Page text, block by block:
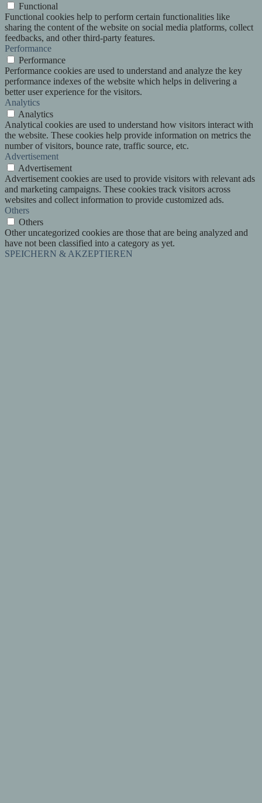
Functional
Functional cookies help to perform certain functionalities like
sharing the content of the website on social media platforms, collect
feedbacks, and other third-party features.
Performance
Performance
Performance cookies are used to understand and analyze the key
performance indexes of the website which helps in delivering a
better user experience for the visitors.
Analytics
Analytics
Analytical cookies are used to understand how visitors interact with
the website. These cookies help provide information on metrics the
number of visitors, bounce rate, traffic source, etc.
Advertisement
Advertisement
Advertisement cookies are used to provide visitors with relevant ads
and marketing campaigns. These cookies track visitors across
websites and collect information to provide customized ads.
Others
Others
Other uncategorized cookies are those that are being analyzed and
have not been classified into a category as yet.
SPEICHERN & AKZEPTIEREN